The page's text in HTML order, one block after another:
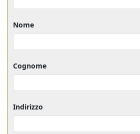
Nome
Cognome
Indirizzo